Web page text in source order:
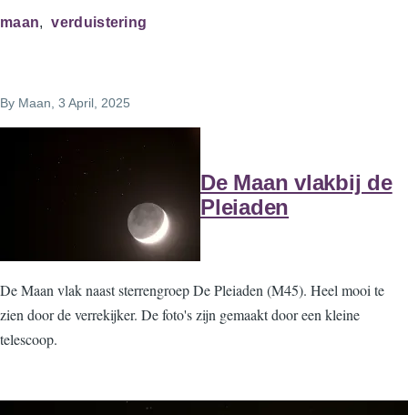
maan verduistering
By Maan , 3 April, 2025
De Maan vlakbij de
Pleiaden
De Maan vlak naast sterrengroep De Pleiaden (M45). Heel mooi te
zien door de verrekijker. De foto's zijn gemaakt door een kleine
telescoop.